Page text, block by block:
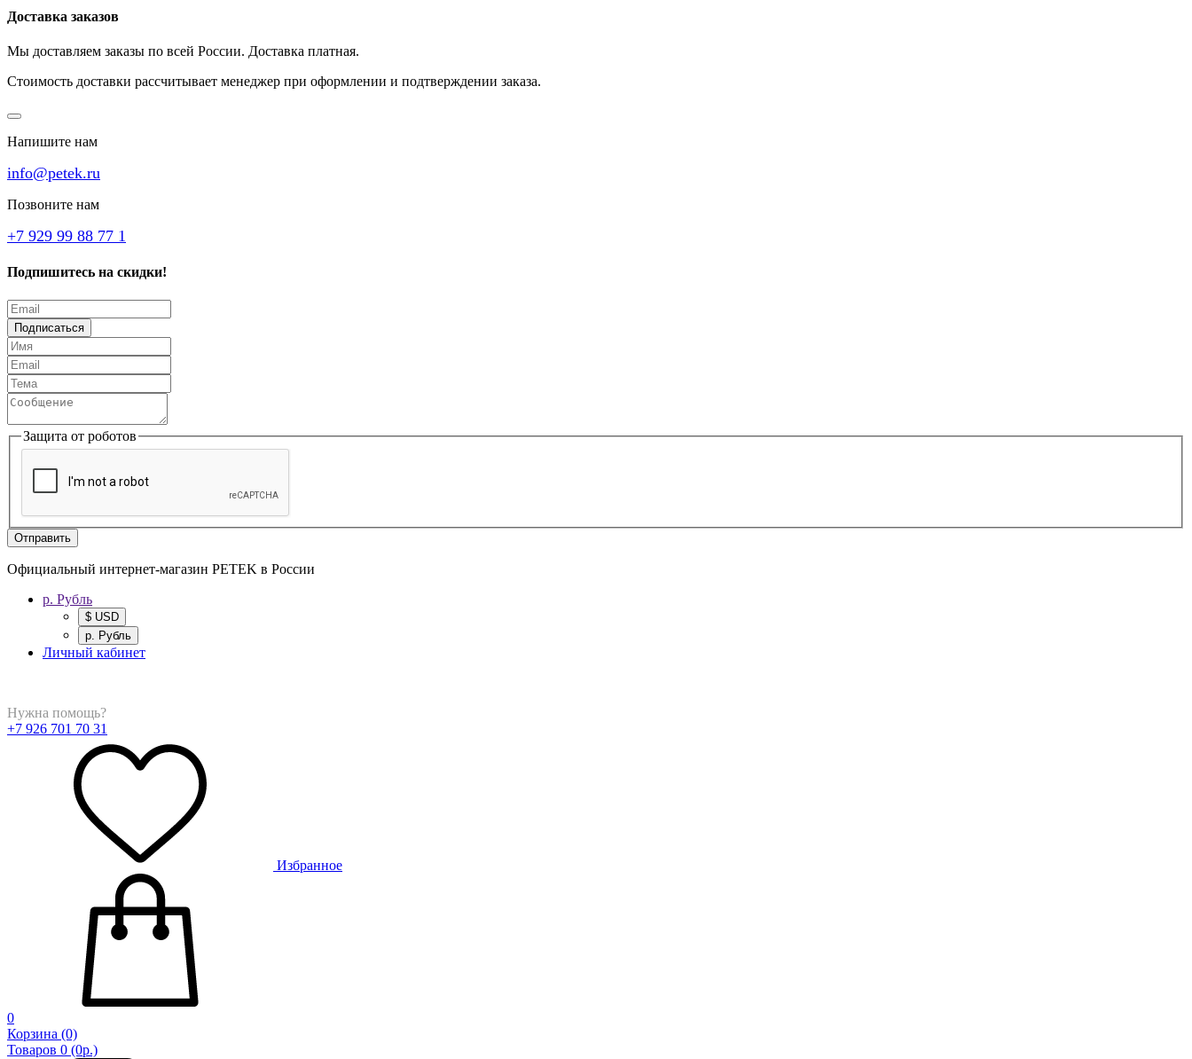
Доставка заказов
Мы доставляем заказы по всей России. Доставка платная.
Стоимость доставки рассчитывает менеджер при оформлении и подтверждении заказа.
Напишите нам
info@petek.ru
Позвоните нам
+7 929 99 88 77 1
Подпишитесь на скидки!
Подписаться
Защита от роботов
Отправить
Официальный интернет-магазин PETEK в России
р. Рубль
$ USD
р. Рубль
Личный кабинет
Нужна помощь?
+7 926 701 70 31
Избранное
0
Корзина (0)
Товаров 0 (0р.)